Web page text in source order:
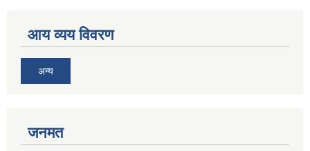
आय व्यय विवरण
अन्य
जनमत